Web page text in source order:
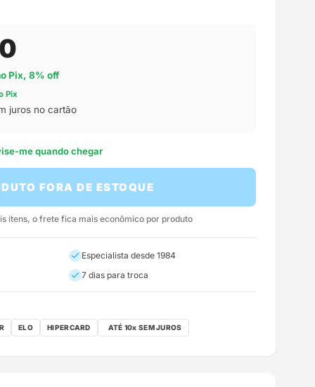
Pix, 8% off
Pix
juros no cartão
me quando chegar
FORA DE ESTOQUE
itens, o frete fica mais econômico por produto
Especialista desde 1984
7 dias para troca
ELO HIPERCARD